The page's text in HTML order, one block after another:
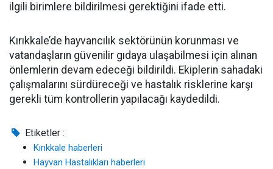
ilgili birimlere bildirilmesi gerektiğini ifade etti.
Kırıkkale’de hayvancılık sektörünün korunması ve
vatandaşların güvenilir gıdaya ulaşabilmesi için alınan
önlemlerin devam edeceği bildirildi. Ekiplerin sahadaki
çalışmalarını sürdüreceği ve hastalık risklerine karşı
gerekli tüm kontrollerin yapılacağı kaydedildi.
Etiketler :
Kırıkkale haberleri
Hayvan Hastalıkları haberleri